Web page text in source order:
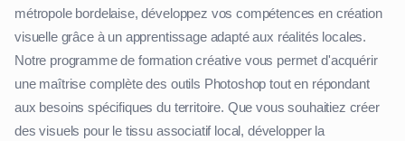
métropole bordelaise, développez vos compétences en création
visuelle grâce à un apprentissage adapté aux réalités locales.
Notre programme de formation créative vous permet d'acquérir
une maîtrise complète des outils Photoshop tout en répondant
aux besoins spécifiques du territoire. Que vous souhaitiez créer
des visuels pour le tissu associatif local, développer la